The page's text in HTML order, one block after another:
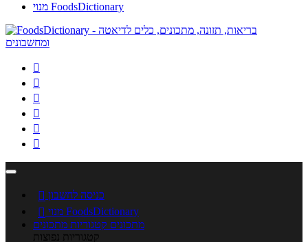
מנוי FoodsDictionary






 כניסה לחשבון

מנוי FoodsDictionary
מתכונים קטגוריות מתכונים
קטגוריות נפוצות